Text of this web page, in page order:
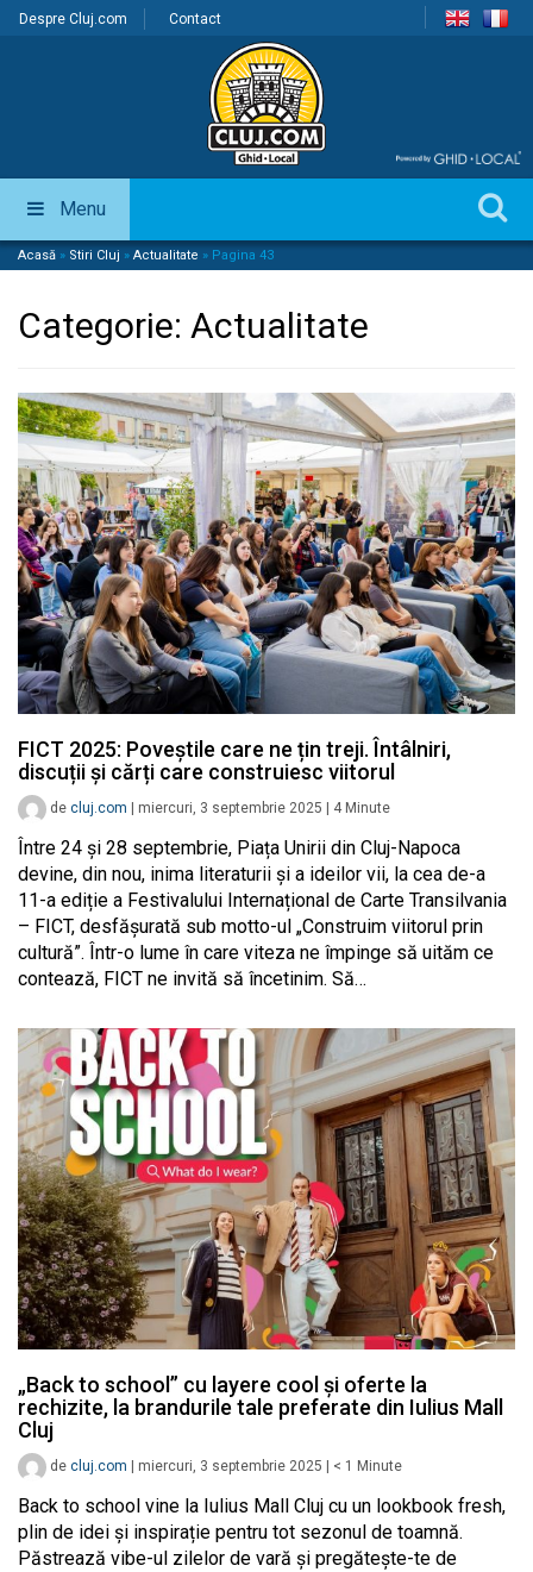
Despre Cluj.com Contact
Menu
Acasă » Stiri Cluj » Actualitate » Pagina 43
Categorie: Actualitate
FICT 2025: Poveștile care ne țin treji. Întâlniri,
discuții și cărți care construiesc viitorul
de cluj.com miercuri, 3 septembrie 2025 4 Minute
Între 24 și 28 septembrie, Piața Unirii din Cluj-Napoca
devine, din nou, inima literaturii și a ideilor vii, la cea de-a
11-a ediție a Festivalului Internațional de Carte Transilvania
– FICT, desfășurată sub motto-ul „Construim viitorul prin
cultură”. Într-o lume în care viteza ne împinge să uităm ce
contează, FICT ne invită să încetinim. Să…
„Back to school” cu layere cool și oferte la
rechizite, la brandurile tale preferate din Iulius Mall
Cluj
de cluj.com miercuri, 3 septembrie 2025 < 1 Minute
Back to school vine la Iulius Mall Cluj cu un lookbook fresh,
plin de idei și inspirație pentru tot sezonul de toamnă.
Păstrează vibe-ul zilelor de vară și pregătește-te de